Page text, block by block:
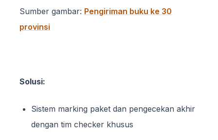
Sumber gambar: Pengiriman buku ke 30
provinsi
Solusi:
Sistem marking paket dan pengecekan akhir
dengan tim checker khusus